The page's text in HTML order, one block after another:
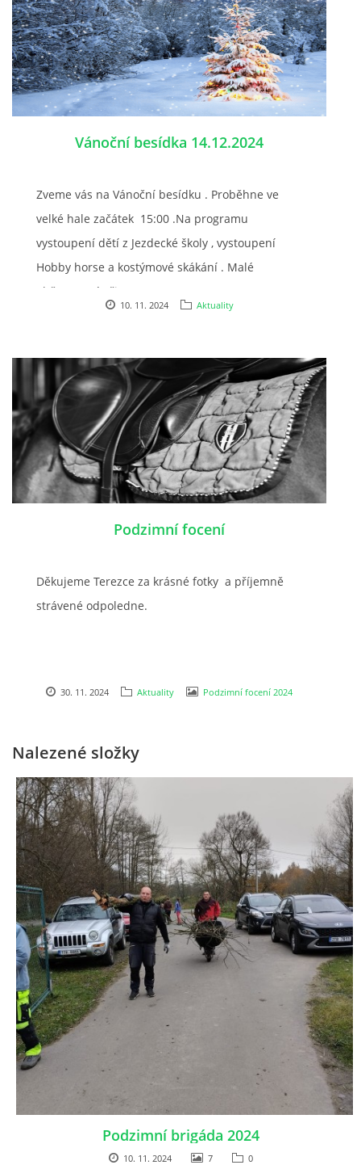
Vánoční besídka 14.12.2024
Zveme vás na Vánoční besídku . Proběhne ve
velké hale začátek 15:00 .Na programu
vystoupení dětí z Jezdecké školy , vystoupení
Hobby horse a kostýmové skákání . Malé
občerstvení připraveno.
10. 11. 2024 Aktuality
Podzimní focení
Děkujeme Terezce za krásné fotky a příjemně
strávené odpoledne.
30. 11. 2024 Aktuality Podzimní focení 2024
Nalezené složky
Podzimní brigáda 2024
10. 11. 2024 7 0